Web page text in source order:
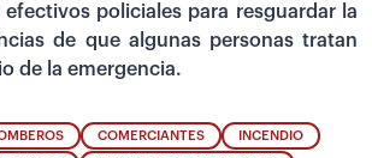
policiales para resguardar la
de que algunas personas tratan
de la emergencia.
COMERCIANTES INCENDIO